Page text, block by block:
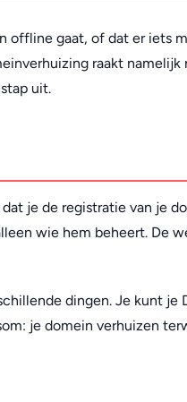
offline gaat, of dat er iets
raakt
uit.
je de registratie van je
wie hem beheert. De
dingen. Je kunt je
je domein verhuizen